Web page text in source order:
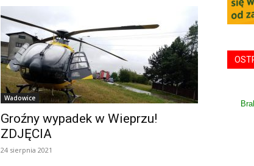
Wadowice
Groźny wypadek w Wieprzu!
ZDJĘCIA
24 sierpnia 2021